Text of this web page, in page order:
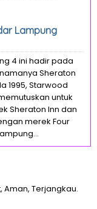
Lampung
4 ini hadir pada
Sheraton
1995, Starwood
untuk
Sheraton Inn dan
merek Four
Terjangkau.